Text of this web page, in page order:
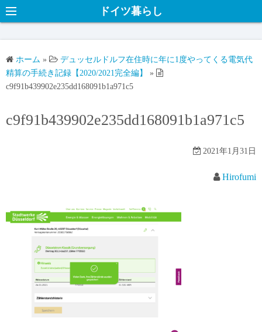
ドイツ暮らし
ホーム »
デュッセルドルフ在住時に年に1度やってくる電気代
精算の手続き記録【2020/2021完全編】
»
c9f91b439902e235dd168091b1a971c5
c9f91b439902e235dd168091b1a971c5
2021年1月31日
Hirofumi